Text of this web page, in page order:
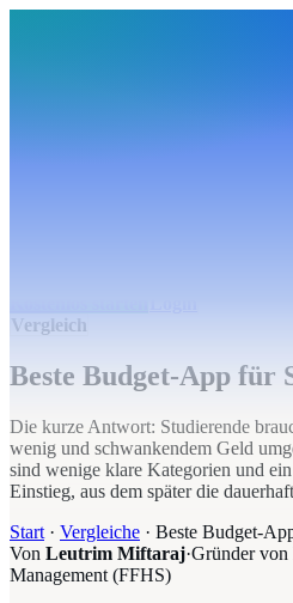
Vergleich
Beste Budget-App für
Die kurze Antwort: Studierende
wenig und schwankendem Geld
sind wenige klare Kategorien und
Einstieg, aus dem später die
Start · Vergleiche · Beste Budget-
Von Leutrim Miftaraj·Gründer
Management (FFHS)